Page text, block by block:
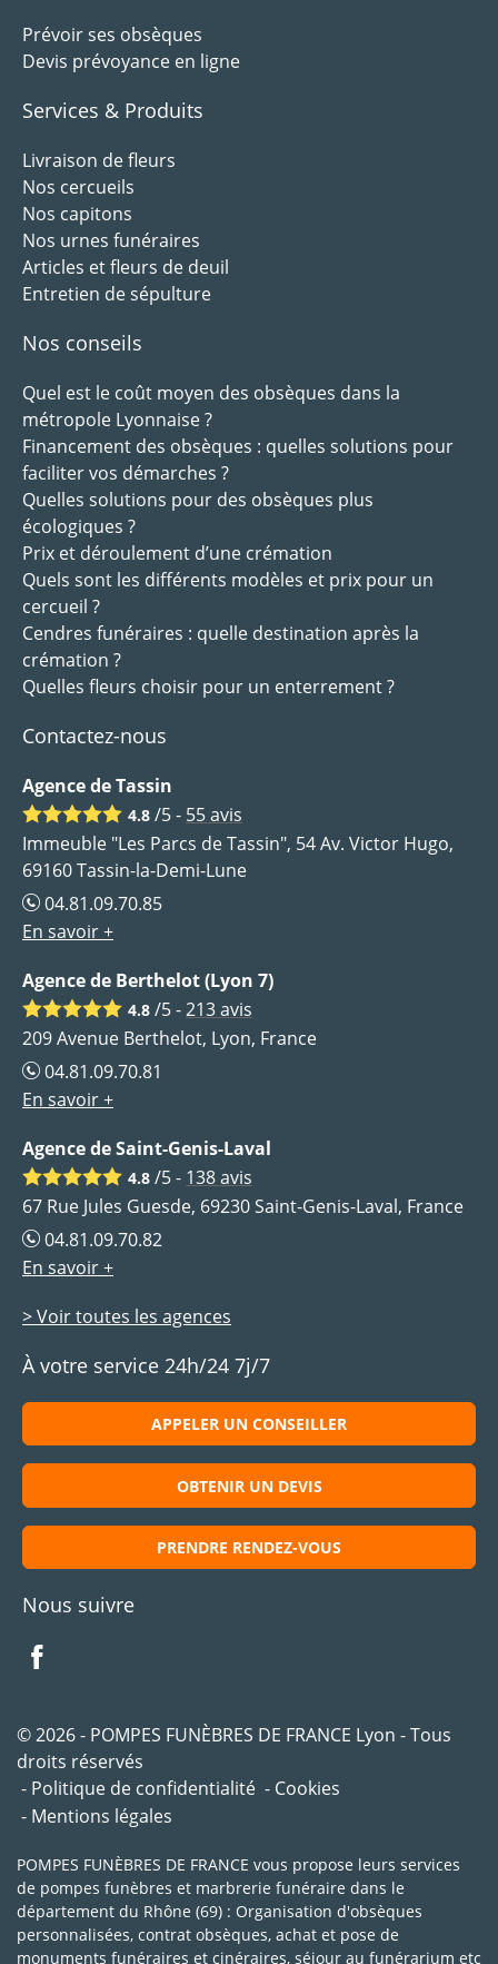
Prévoir ses obsèques
Devis prévoyance en ligne
Services & Produits
Livraison de fleurs
Nos cercueils
Nos capitons
Nos urnes funéraires
Articles et fleurs de deuil
Entretien de sépulture
Nos conseils
Quel est le coût moyen des obsèques dans la
métropole Lyonnaise ?
Financement des obsèques : quelles solutions pour
faciliter vos démarches ?
Quelles solutions pour des obsèques plus
écologiques ?
Prix et déroulement d’une crémation
Quels sont les différents modèles et prix pour un
cercueil ?
Cendres funéraires : quelle destination après la
crémation ?
Quelles fleurs choisir pour un enterrement ?
Contactez-nous
Agence de Tassin
4.8 /5 - 55avis
Immeuble "Les Parcs de Tassin", 54 Av. Victor Hugo,
69160 Tassin-la-Demi-Lune
04.81.09.70.85
En savoir +
Agence de Berthelot (Lyon 7)
4.8 /5 -213avis
209 Avenue Berthelot, Lyon, France
04.81.09.70.81
En savoir +
Agence de Saint-Genis-Laval
4.8 /5 - 138avis
67 Rue Jules Guesde, 69230 Saint-Genis-Laval, France
04.81.09.70.82
En savoir +
> Voir toutes les agences
À votre service 24h/24 7j/7
APPELER UN CONSEILLER
OBTENIR UN DEVIS
PRENDRE RENDEZ-VOUS
Nous suivre
© 2026 - POMPES FUNÈBRES DE FRANCE Lyon - Tous
droits réservés
Politique de confidentialité
Cookies
Mentions légales
POMPES FUNÈBRES DE FRANCE vous propose leurs services
de pompes funèbres et marbrerie funéraire dans le
département du Rhône (69) : Organisation d'obsèques
personnalisées, contrat obsèques, achat et pose de
monuments funéraires et cinéraires, séjour au funérarium etc